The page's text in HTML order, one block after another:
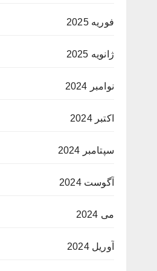
فوریه 2025
ژانویه 2025
نوامبر 2024
اکتبر 2024
سپتامبر 2024
آگوست 2024
می 2024
آوریل 2024